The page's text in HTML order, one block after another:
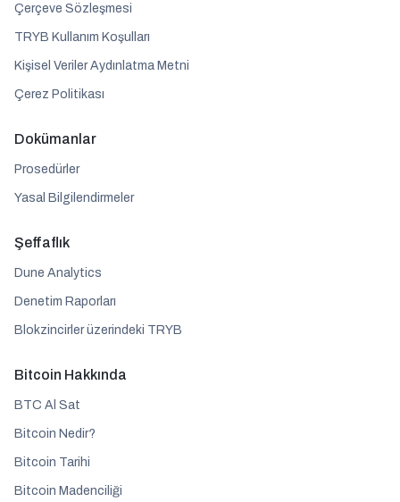
Çerçeve Sözleşmesi
TRYB Kullanım Koşulları
Kişisel Veriler Aydınlatma Metni
Çerez Politikası
Dokümanlar
Prosedürler
Yasal Bilgilendirmeler
Şeffaflık
Dune Analytics
Denetim Raporları
Blokzincirler üzerindeki TRYB
Bitcoin Hakkında
BTC Al Sat
Bitcoin Nedir?
Bitcoin Tarihi
Bitcoin Madenciliği